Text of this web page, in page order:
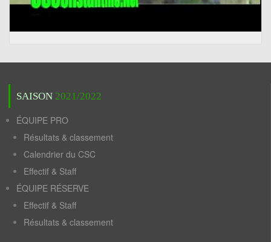
SAISON 2021/2022
ÉQUIPE PRO
Résultats & classement
Calendrier du CSC
Effectif & Staff
ÉQUIPE RÉSERVE
Effectif & Staff
Résultats & classement